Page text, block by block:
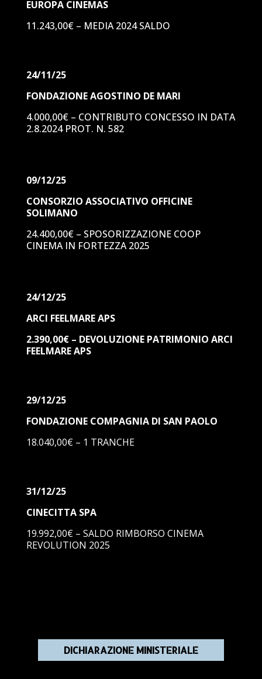
EUROPA CINEMAS
11.243,00€ – MEDIA 2024 SALDO
24/11/25
FONDAZIONE AGOSTINO DE MARI
4.000,00€ – CONTRIBUTO CONCESSO IN DATA
2.8.2024 PROT. N. 582
09/12/25
CONSORZIO ASSOCIATIVO OFFICINE
SOLIMANO
24.400,00€ – SPOSORIZZAZIONE COOP
CINEMA IN FORTEZZA 2025
24/12/25
ARCI FEELMARE APS
2.390,00€ – DEVOLUZIONE PATRIMONIO ARCI
FEELMARE APS
29/12/25
FONDAZIONE COMPAGNIA DI SAN PAOLO
18.040,00€ – 1 TRANCHE
31/12/25
CINECITTA SPA
19.992,00€ – SALDO RIMBORSO CINEMA
REVOLUTION 2025
DICHIARAZIONE MINISTERIALE